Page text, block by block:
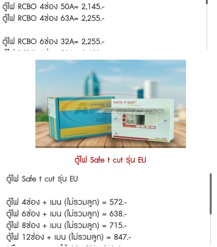
ตู้ไฟ RCBO 4ช่อง 50A= 2,145.-
ตู้ไฟ RCBO 4ช่อง 63A= 2,255.-
ตู้ไฟ RCBO 6ช่อง 32A= 2,255.-
ตู้ไฟ RCBO 6ช่อง 50A= 2,420.-
ตู้ไฟ RCBO 6ช่อง 63A= 2,475.-
ตู้ไฟ RCBO 8ช่อง 50A= 2,585.-
ตู้ไฟ RCBO 8ช่อง 63A= 2,750.-
ตู้ไฟ RCBO 10ช่อง 50A= 2,915.-
ตู้ไฟ RCBO 10ช่อง 63A= 3,025.-
ตู้ไฟ RCBO 12ช่อง 50A= 3,410.-ตู้ไฟ Safe t cut รุ่น EU
ตู้ไฟ Safe t cut รุ่น EU
ตู้ไฟ 4ช่อง + เมน (ไม่รวมลูก) = 572.-
ตู้ไฟ 6ช่อง + เมน (ไม่รวมลูก) = 638.-
ตู้ไฟ 8ช่อง + เมน (ไม่รวมลูก) = 715.-
ตู้ไฟ 12ช่อง + เมน (ไม่รวมลูก) = 847.-